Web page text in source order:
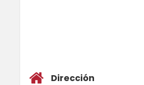
Dirección